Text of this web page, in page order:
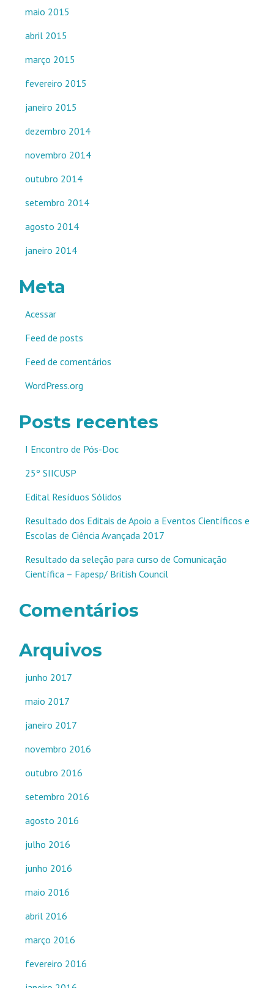
maio 2015
abril 2015
março 2015
fevereiro 2015
janeiro 2015
dezembro 2014
novembro 2014
outubro 2014
setembro 2014
agosto 2014
janeiro 2014
Meta
Acessar
Feed de posts
Feed de comentários
WordPress.org
Posts recentes
I Encontro de Pós-Doc
25º SIICUSP
Edital Resíduos Sólidos
Resultado dos Editais de Apoio a Eventos Científicos e
Escolas de Ciência Avançada 2017
Resultado da seleção para curso de Comunicação
Científica – Fapesp/ British Council
Comentários
Arquivos
junho 2017
maio 2017
janeiro 2017
novembro 2016
outubro 2016
setembro 2016
agosto 2016
julho 2016
junho 2016
maio 2016
abril 2016
março 2016
fevereiro 2016